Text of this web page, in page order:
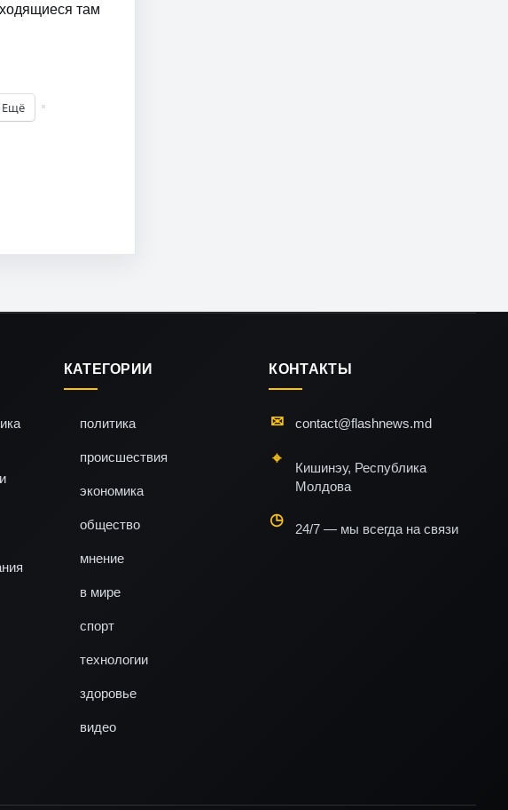
там
Ещё
КАТЕГОРИИ
политика
происшествия
экономика
общество
мнение
в мире
спорт
технологии
здоровье
видео
КОНТАКТЫ
contact@flashnews.md
Кишинэу, Республика
Молдова
24/7 — мы всегда на связи